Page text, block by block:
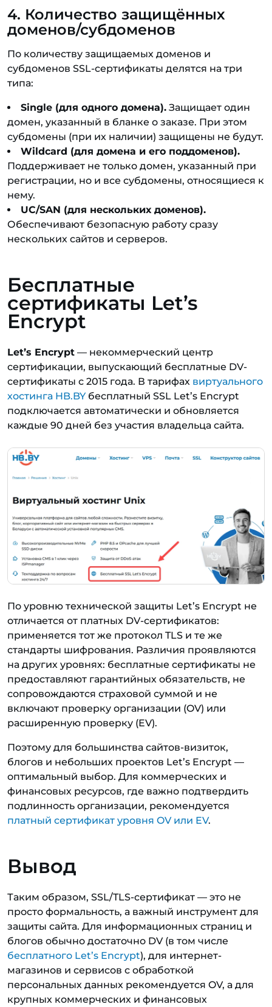
4. Количество защищённых
доменов/субдоменов
По количеству защищаемых доменов и
субдоменов SSL-сертификаты делятся на три
типа:
Single (для одного домена). Защищает один
домен, указанный в бланке о заказе. При этом
субдомены (при их наличии) защищены не будут.
Wildcard (для домена и его поддоменов).
Поддерживает не только домен, указанный при
регистрации, но и все субдомены, относящиеся к
нему.
UC/SAN (для нескольких доменов).
Обеспечивают безопасную работу сразу
нескольких сайтов и серверов.
Бесплатные
сертификаты Let’s
Encrypt
Let’s Encrypt — некоммерческий центр
сертификации, выпускающий бесплатные DV-
сертификаты с 2015 года. В тарифах виртуального
хостинга HB.BY бесплатный SSL Let’s Encrypt
подключается автоматически и обновляется
каждые 90 дней без участия владельца сайта.
По уровню технической защиты Let’s Encrypt не
отличается от платных DV-сертификатов:
применяется тот же протокол TLS и те же
стандарты шифрования. Различия проявляются
на других уровнях: бесплатные сертификаты не
предоставляют гарантийных обязательств, не
сопровождаются страховой суммой и не
включают проверку организации (OV) или
расширенную проверку (EV).
Поэтому для большинства сайтов-визиток,
блогов и небольших проектов Let’s Encrypt —
оптимальный выбор. Для коммерческих и
финансовых ресурсов, где важно подтвердить
подлинность организации, рекомендуется
платный сертификат уровня OV или EV.
Вывод
Таким образом, SSL/TLS-сертификат — это не
просто формальность, а важный инструмент для
защиты сайта. Для информационных страниц и
блогов обычно достаточно DV (в том числе
бесплатного Let’s Encrypt), для интернет-
магазинов и сервисов с обработкой
персональных данных рекомендуется OV, а для
крупных коммерческих и финансовых